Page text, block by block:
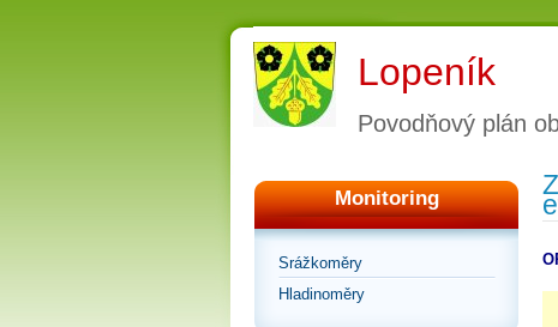
Lopeník
Povodňový plán
Monitoring
Srážkoměry
Hladinoměry